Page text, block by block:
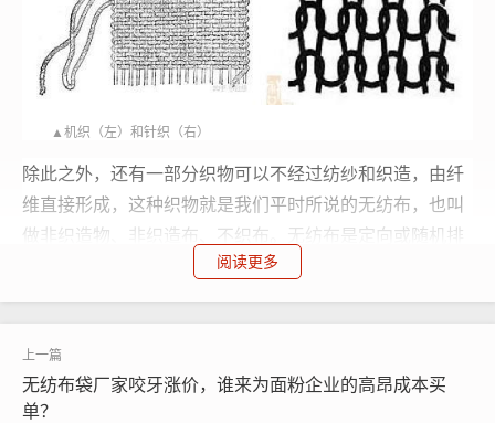
▲机织（左）和针织（右）
除此之外，还有一部分织物可以不经过纺纱和织造，由纤
维直接形成，这种织物就是我们平时所说的无纺布，也叫
做非织造物、 非织造布、不织布。 无纺布是定向或随机排
列的纤维通过摩擦、抱合、黏合或这些方法的组合而制
成，内涵在于“不织”。无纺布是以纤维的形式存在于布中
是无纺布
出一个个线头的。
阅读更多
无纺布袋厂家咬牙涨价，谁来为面粉企业的高昂成本买
单？